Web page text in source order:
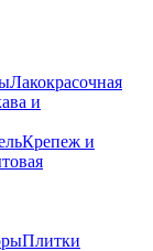
Лакокрасочная
и
Крепеж и
Плитки